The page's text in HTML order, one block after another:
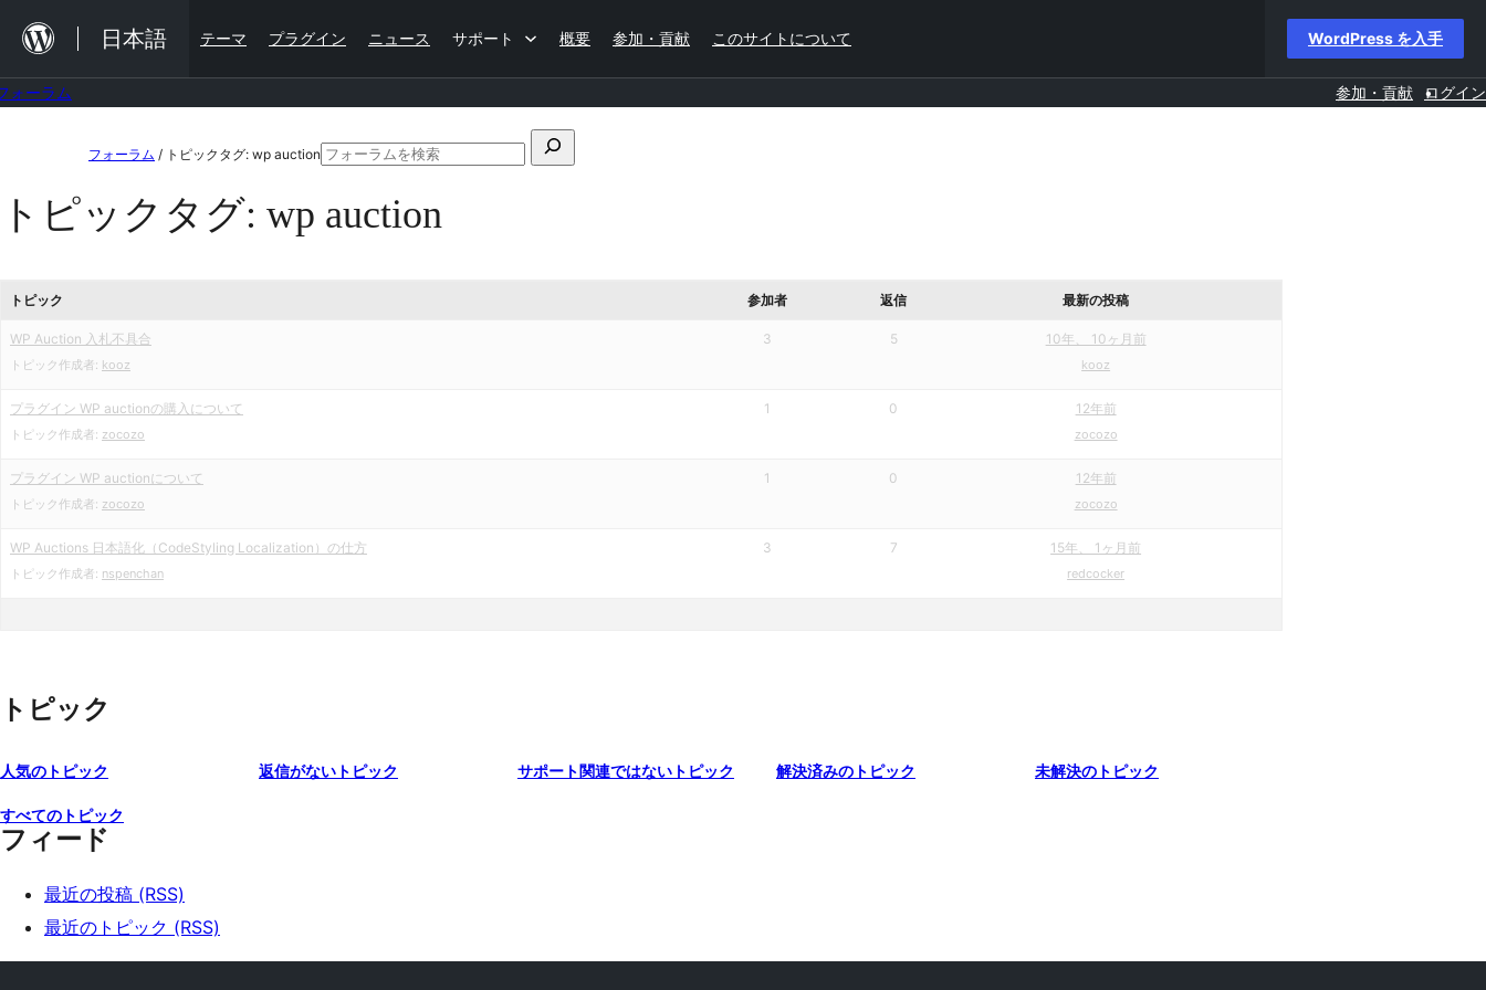
を
日本語 テーマ プラグイン ニュース サポート 概要 参加・貢献 このサイトについて WordPress を入手
ォーラム 参加・貢献 ログイン
へ
ス
キ
ッ
プ
フォーラム / トピックタグ: wp auction検
対
フ
トピックタグ: wp auction
トピック 参加者 返信 最新の投稿
WP Auction 入札不具合
トピック作成者: kooz
3 5 10年、 10ヶ月前
kooz
プラグイン WP auctionの購入について
トピック作成者: zocozo
1 0 12年前
zocozo
プラグイン WP auctionについて
トピック作成者: zocozo
1 0 12年前
zocozo
WP Auctions 日本語化（CodeStyling Localization）の仕方
トピック作成者: nspenchan
3 7 15年、 1ヶ月前
redcocker
トピック
人気のトピック 返信がないトピック サポート関連ではないトピック 解決済みのトピック 未解決のトピック
すべてのトピック
フィード
最近の投稿 (RSS)
最近のトピック (RSS)